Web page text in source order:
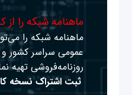
ماهنامه شبکه را از
ماهنامه شبکه را
عمومی سراسر کشور و
روزنامه‌فروشی تهیه
ثبت اشتراک نسخه